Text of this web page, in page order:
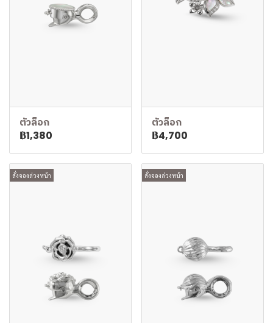
ตัวล็อก
฿1,380
ตัวล็อก
฿4,700
สั่งจองล่วงหน้า สั่งจองล่วงหน้า